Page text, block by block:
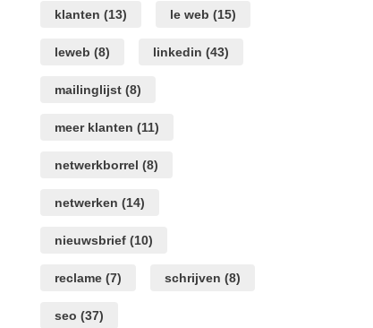
klanten (13) le web (15)
leweb (8) linkedin (43)
mailinglijst (8)
meer klanten (11)
netwerkborrel (8)
netwerken (14)
nieuwsbrief (10)
reclame (7) schrijven (8)
seo (37)